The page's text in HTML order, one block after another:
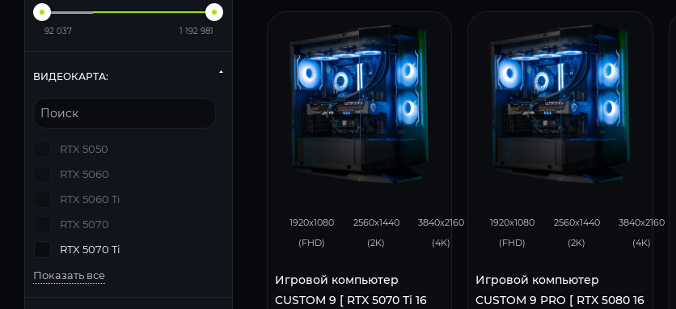
1920x1080
(FHD)
2560x1440
(2K)
3840x2160
(4K)
Игровой компьютер
CUSTOM 9 [ RTX 5070 Ti 16
1920x1080
(FHD)
2560x1440
(2K)
3840x2160
(4K)
Игровой компьютер
CUSTOM 9 PRO [ RTX 5080 16
92 037 1 192 981
ВИДЕОКАРТА:
RTX 5050
RTX 5060
RTX 5060 Ti
RTX 5070
RTX 5070 Ti
Показать все